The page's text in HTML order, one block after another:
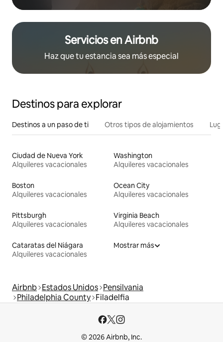
Servicios en Airbnb
Haz que tu estancia sea más especial
Destinos para explorar
Destinos a un paso de ti Otros tipos de alojamientos
Ciudad de Nueva York
Alquileres vacacionales
Washington
Alquileres vacacionales
Boston
Alquileres vacacionales
Ocean City
Alquileres vacacionales
Pittsburgh
Alquileres vacacionales
Virginia Beach
Alquileres vacacionales
Cataratas del Niágara
Alquileres vacacionales
Mostrar más
Airbnb Estados Unidos Pensilvania
Philadelphia County Filadelfia
© 2026 Airbnb, Inc.